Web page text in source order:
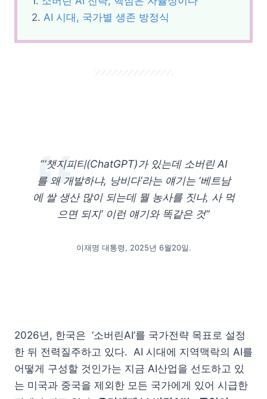
2. AI 시대, 국가별 생존 방정식
“‘챗지피티(ChatGPT)가 있는데 소버린 AI
를 왜 개발하냐, 낭비다’라는 얘기는 ‘베트남
에 쌀 생산 많이 되는데 뭘 농사를 짓냐, 사 먹
으면 되지’ 이런 얘기와 똑같은 것”
이재명 대통령, 2025년 6월20일.
2026년, 한국은 ‘소버린AI’를 국가전략 목표로 설정
한 뒤 전력질주하고 있다. AI 시대에 지역맥락의 AI를
어떻게 구성할 것인가는 지금 AI산업을 선도하고 있
는 미국과 중국을 제외한 모든 국가에게 있어 시급한